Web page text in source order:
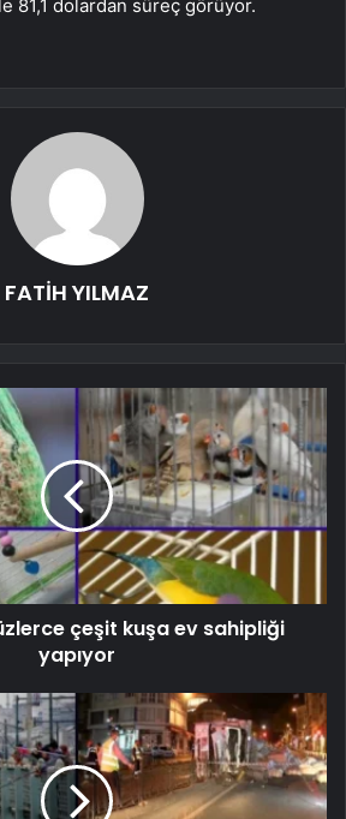
81,1 dolardan süreç görüyor.
FATİH YILMAZ
çeşit kuşa ev sahipliği
yapıyor